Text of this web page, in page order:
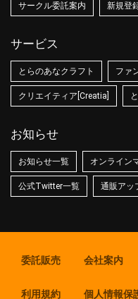
サークル委託案内 新規登
サービス
とらのあなクラフト ファ
クリエイティア[Creatia]
お知らせ
お知らせ一覧 オンライン
公式Twitter一覧 通販アッ
委託販売 会社案内
利用規約 個人情報保